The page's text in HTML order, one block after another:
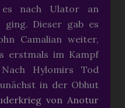
es nach Ulator an
ging. Dieser gab es
Camalian weiter,
erstmals im Kampf
Hylomirs Tod
in der Obhut
von Anotur